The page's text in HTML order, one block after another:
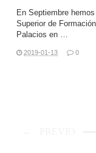
En Septiembre
Superior de
Palacios en …
2019-01-13 0